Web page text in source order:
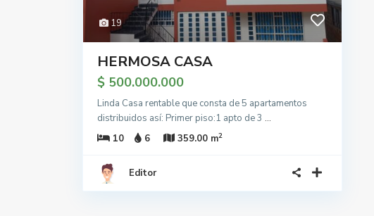
19
HERMOSA CASA
$ 500.000.000
Linda Casa rentable que consta de 5 apartamentos
distribuidos así: Primer piso:1 apto de 3 ...
10
6 359.00 m2
Editor